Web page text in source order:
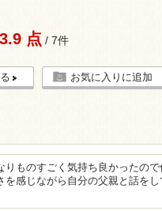
3.9 点 / 7件
お気に入りに追加
ものすごく気持ち良かったの
感じながら自分の父親と話を